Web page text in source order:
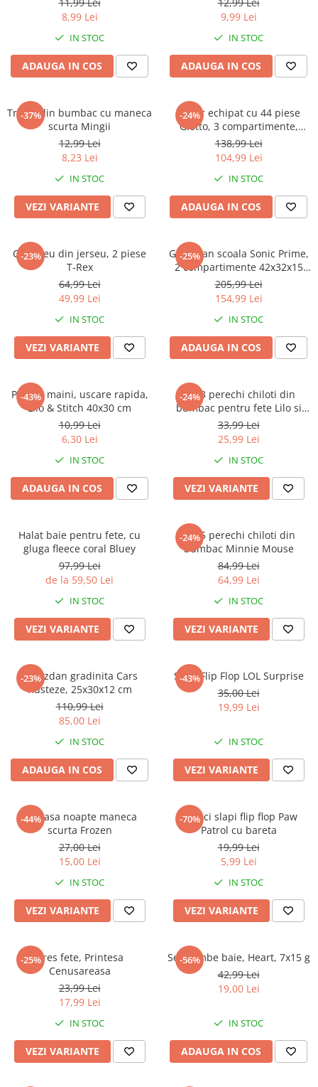
Wonder Woman
The Grinch
FLAMINGO
Incaltaminte fete
Ghete si cizme fete
Pantofi fete
Pantofi sport fete
Sandale fete
8,99 Lei
IN STOC
ADAUGA IN COS
9,99 Lei
IN STOC
ADAUGA IN COS
-37%
Tricou din bumbac cu maneca
scurta Mingii
12,99 Lei
8,23 Lei
IN STOC
VEZI VARIANTE
-24%
Penar echipat cu 44 piese
Giotto, 3 compartimente,
Hello Kitty
138,99 Lei
104,99 Lei
IN STOC
ADAUGA IN COS
-23%
Compleu din jerseu, 2 piese
T-Rex
64,99 Lei
49,99 Lei
IN STOC
VEZI VARIANTE
-25%
Ghiozdan scoala Sonic Prime,
2 compartimente 42x32x15
cm
205,99 Lei
154,99 Lei
IN STOC
ADAUGA IN COS
-43%
Prosop maini, uscare rapida,
Lilo & Stitch 40x30 cm
10,99 Lei
6,30 Lei
IN STOC
ADAUGA IN COS
-24%
Set 3 perechi chiloti din
bumbac pentru fete Lilo si
Stitch
33,99 Lei
25,99 Lei
IN STOC
VEZI VARIANTE
Halat baie pentru fete, cu
gluga fleece coral Bluey
97,99 Lei
de la 59,50 Lei
IN STOC
VEZI VARIANTE
-24%
Set 5 perechi chiloti din
bumbac Minnie Mouse
84,99 Lei
64,99 Lei
IN STOC
VEZI VARIANTE
-23%
Ghiozdan gradinita Cars
Rusteze, 25x30x12 cm
110,99 Lei
85,00 Lei
IN STOC
ADAUGA IN COS
-43%
Slapi Flip Flop LOL Surprise
35,00 Lei
19,99 Lei
IN STOC
VEZI VARIANTE
-44%
Camasa noapte maneca
scurta Frozen
27,00 Lei
15,00 Lei
IN STOC
VEZI VARIANTE
-70%
Papuci slapi flip flop Paw
Patrol cu bareta
19,99 Lei
5,99 Lei
IN STOC
VEZI VARIANTE
-25%Dres fete, Printesa
Cenusareasa
23,99 Lei
17,99 Lei
IN STOC
VEZI VARIANTE
-56%
Set bombe baie, Heart, 7x15 g
42,99 Lei
19,00 Lei
IN STOC
ADAUGA IN COS